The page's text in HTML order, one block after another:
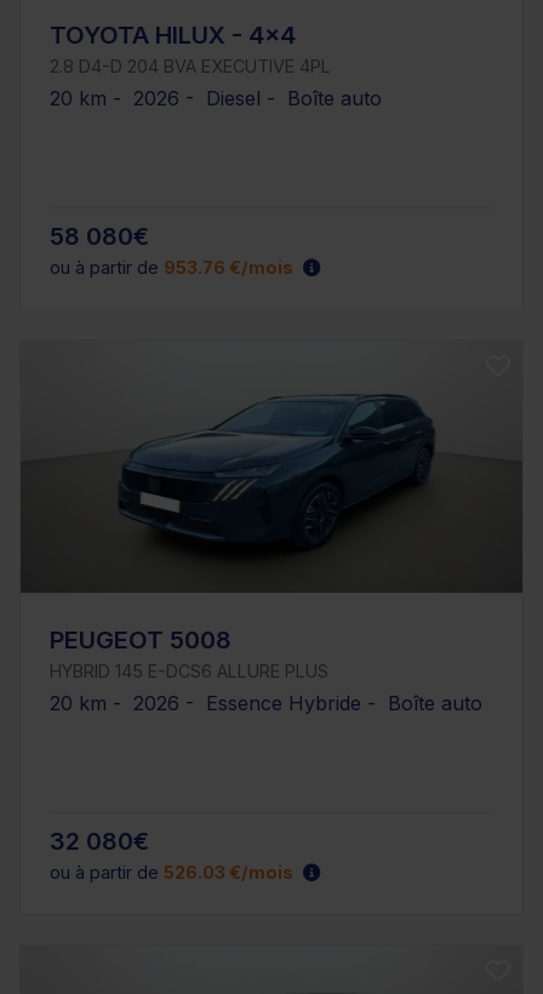
TOYOTA HILUX - 4x4
2.8 D4-D 204 BVA EXECUTIVE 4PL
20 km - 2026 - Diesel - Boîte auto
58 080€
ou à partir de 953.76 €/mois
PEUGEOT 5008
HYBRID 145 E-DCS6 ALLURE PLUS
20 km - 2026 - Essence Hybride - Boîte auto
32 080€
ou à partir de 526.03 €/mois